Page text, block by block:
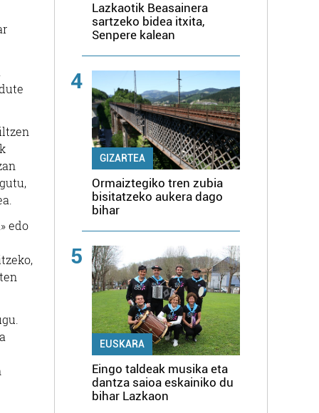
edo
Lazkaotik Beasainera
sartzeko bidea itxita,
Senpere kalean
4
GIZARTEA
Ormaiztegiko tren zubia
bisitatzeko aukera dago
bihar
5
EUSKARA
Eingo taldeak musika eta
dantza saioa eskainiko du
bihar Lazkaon